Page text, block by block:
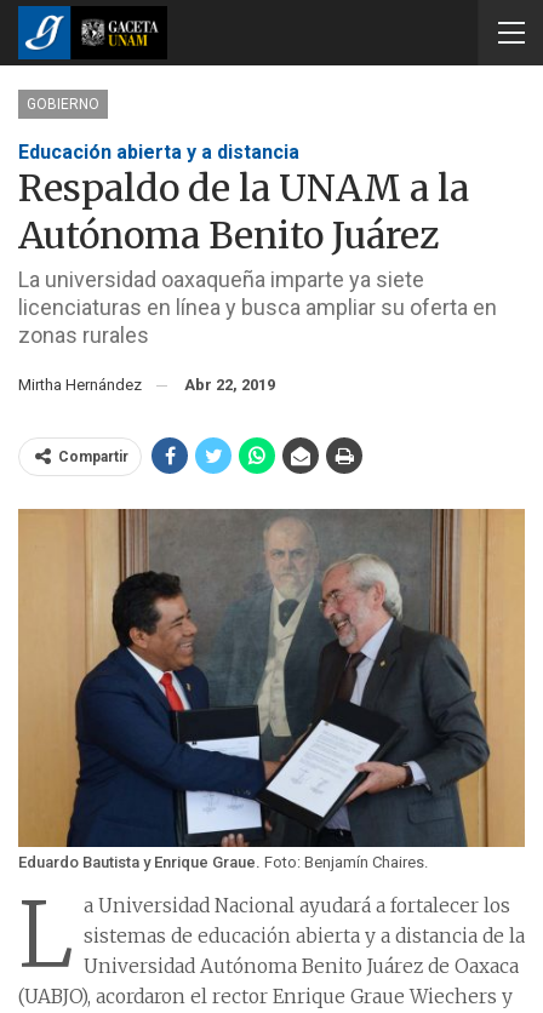
GOBIERNO
Educación abierta y a distancia
Respaldo de la UNAM a la
Autónoma Benito Juárez
La universidad oaxaqueña imparte ya siete
licenciaturas en línea y busca ampliar su oferta en
zonas rurales
Mirtha Hernández Abr 22, 2019
Compartir
Eduardo Bautista y Enrique Graue. Foto: Benjamín Chaires.
L a Universidad Nacional ayudará a fortalecer los
sistemas de educación abierta y a distancia de la
Universidad Autónoma Benito Juárez de Oaxaca
(UABJO), acordaron el rector Enrique Graue Wiechers y